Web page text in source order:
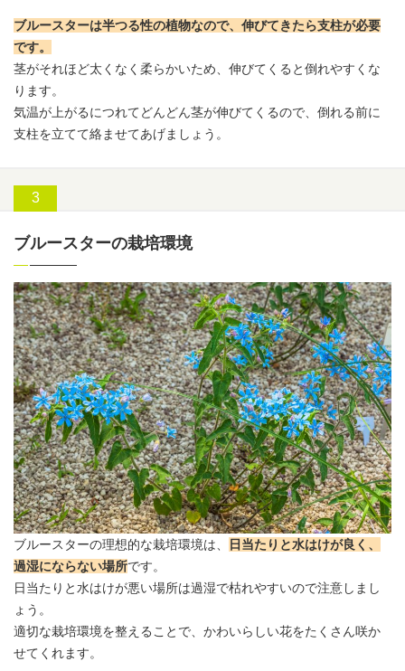
ブルースターは半つる性の植物なので、伸びてきたら支柱が必要
です。
茎がそれほど太くなく柔らかいため、伸びてくると倒れやすくな
ります。
気温が上がるにつれてどんどん茎が伸びてくるので、倒れる前に
支柱を立てて絡ませてあげましょう。
ブルースターの栽培環境
ブルースターの理想的な栽培環境は、
日当たりと水はけが良く、
過湿にならない場所です。
日当たりと水はけが悪い場所は過湿で枯れやすいので注意しまし
ょう。
適切な栽培環境を整えることで、かわいらしい花をたくさん咲か
せてくれます。